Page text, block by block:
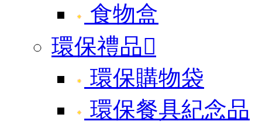
食物盒
環保禮品
環保購物袋
環保餐具紀念品